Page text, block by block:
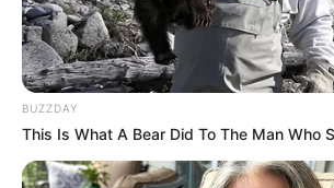
τον Κόσμο, τη στιγμή που συμβαίνουν,
BUZZDAY
This Is What A Bear Did To The Man Who